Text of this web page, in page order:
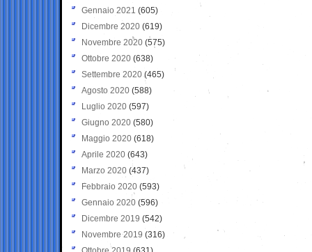
Gennaio 2021 (605)
Dicembre 2020 (619)
Novembre 2020 (575)
Ottobre 2020 (638)
Settembre 2020(465)
Agosto 2020 (588)
Luglio 2020 (597)
Giugno 2020 (580)
Maggio 2020 (618)
Aprile 2020 (643)
Marzo 2020 (437)
Febbraio 2020 (593)
Gennaio 2020 (596)
Dicembre 2019 (542)
Novembre 2019 (316)